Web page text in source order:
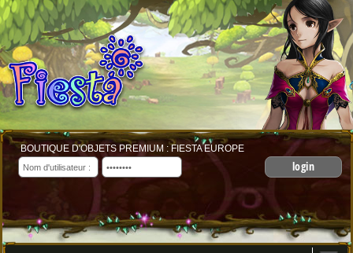
BOUTIQUE D'OBJETS PREMIUM : FIESTA EUROPE
login